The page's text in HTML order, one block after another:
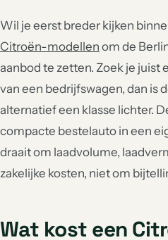
Wil je eerst breder kijken
Citroën-modellen om de
aanbod te zetten. Zoek je juist
van een bedrijfswagen, dan is
alternatief een klasse lichter.
compacte bestelauto in een
draait om laadvolume,
zakelijke kosten, niet om
Wat kost een